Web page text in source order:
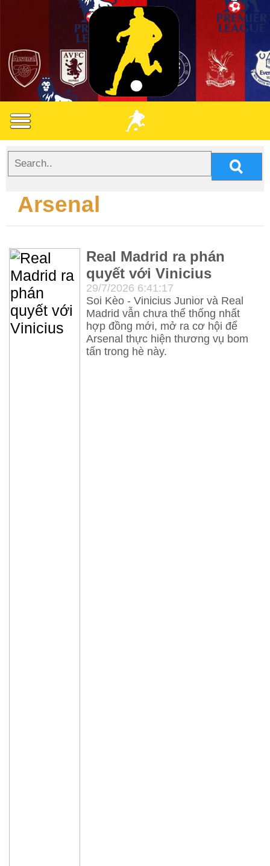
Bóng
Đá
Nhận
Thể
Cuộc
Sống
Blog
Thư
Viện
Arsenal
Real Madrid ra phán
quyết với Vinicius
29/7/2026 6:41:17
Soi Kèo - Vinicius Junior và Real
Madrid vẫn chưa thể thống nhất
hợp đồng mới, mở ra cơ hội để
Arsenal thực hiện thương vụ bom
tấn trong hè này.